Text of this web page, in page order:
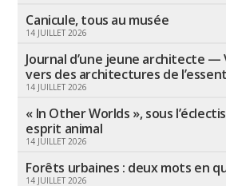
Canicule, tous au musée
14 JUILLET 2026
Journal d’une jeune architecte —
vers des architectures de
14 JUILLET 2026
« In Other Worlds », sous
esprit animal
14 JUILLET 2026
Forêts urbaines : deux mots en
14 JUILLET 2026